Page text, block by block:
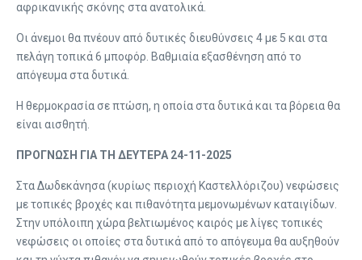
αφρικανικής σκόνης στα ανατολικά.
Οι άνεμοι θα πνέουν από δυτικές διευθύνσεις 4 με 5 και στα
πελάγη τοπικά 6 μποφόρ. Βαθμιαία εξασθένηση από το
απόγευμα στα δυτικά.
Η θερμοκρασία σε πτώση, η οποία στα δυτικά και τα βόρεια θα
είναι αισθητή.
ΠΡΟΓΝΩΣΗ ΓΙΑ ΤΗ ΔΕΥΤΕΡΑ 24-11-2025
Στα Δωδεκάνησα (κυρίως περιοχή Καστελλόριζου) νεφώσεις
με τοπικές βροχές και πιθανότητα μεμονωμένων καταιγίδων.
Στην υπόλοιπη χώρα βελτιωμένος καιρός με λίγες τοπικές
νεφώσεις οι οποίες στα δυτικά από το απόγευμα θα αυξηθούν